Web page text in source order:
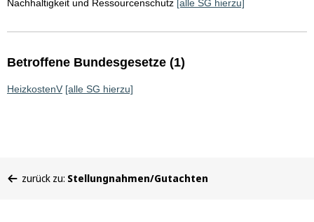
Nachhaltigkeit und Ressourcenschutz [alle SG hierzu]
Betroffene Bundesgesetze (1)
HeizkostenV [alle SG hierzu]
befinden
zurück zu: Stellungnahmen/Gutachten